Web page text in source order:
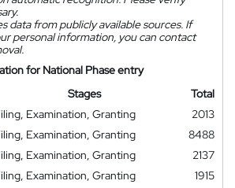
data from publicly available sources. If
personal information, you can contact
for National Phase entry
Stages
Total
Examination, Granting
2013
Examination, Granting
8488
Examination, Granting
2137
Examination, Granting
1915